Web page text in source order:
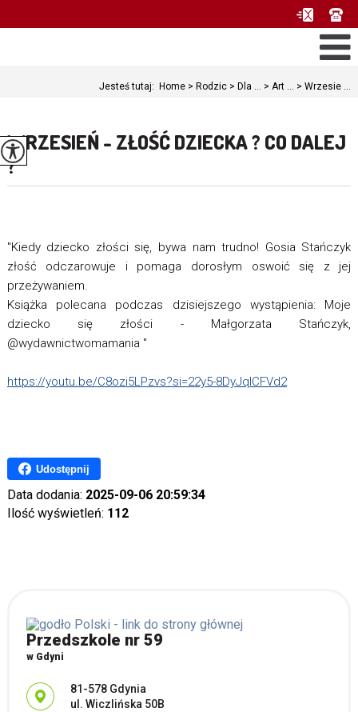
Jesteś tutaj: Home > Rodzic > Dla ... > Art ... > Wrzesie ...
WRZESIEŃ - ZŁOŚĆ DZIECKA ? CO DALEJ
?
"Kiedy dziecko złości się, bywa nam trudno! Gosia Stańczyk
złość odczarowuje i pomaga dorosłym oswoić się z jej
przeżywaniem.
Książka polecana podczas dzisiejszego wystąpienia: Moje
dziecko się złości - Małgorzata Stańczyk,
@wydawnictwomamania "
https://youtu.be/C8ozi5LPzvs?si=22y5-8DyJqICFVd2
Udostępnij
Data dodania: 2025-09-06 20:59:34
Ilość wyświetleń: 112
Przedszkole nr 59
w Gdyni
Adres pocztowy:
81-578 Gdynia
ul. Wiczlińska 50B